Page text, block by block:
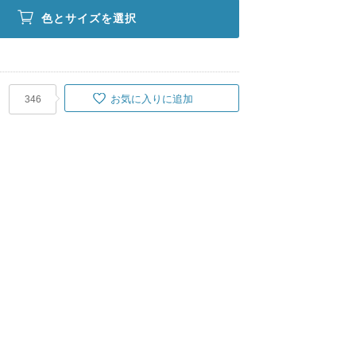
色とサイズを選択
346 お気に入りに追加